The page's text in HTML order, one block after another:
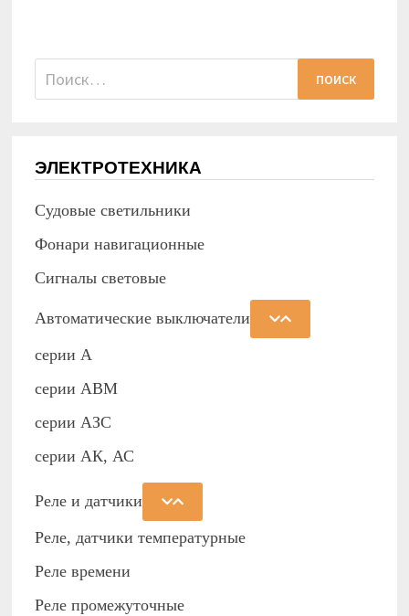
Найти:
ЭЛЕКТРОТЕХНИКА
Судовые светильники
Фонари навигационные
Сигналы световые
Автоматические выключатели
серии А
серии АВМ
cерии АЗС
серии АК, АС
Реле и датчики
Реле, датчики температурные
Реле времени
Реле промежуточные